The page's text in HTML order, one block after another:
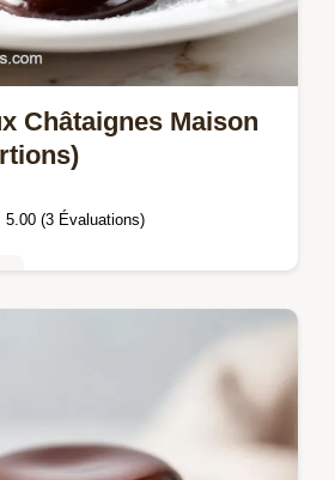
Châtaignes Maison
5.00 (3 Évaluations)
recette de Chocolat aux
un fondant velouté. Elle
de chronométrage pas à pas
parfait.